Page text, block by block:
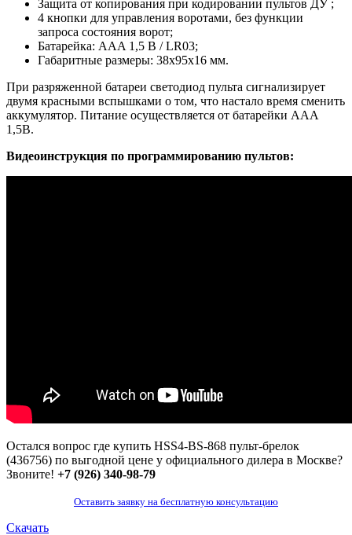
Защита от копирования при кодировании пультов ДУ ;
4 кнопки для управления воротами, без функции
запроса состояния ворот;
Батарейка: AAA 1,5 В / LR03;
Габаритные размеры: 38х95х16 мм.
При разряженной батареи светодиод пульта сигнализирует
двумя красными вспышками о том, что настало время сменить
аккумулятор. Питание осуществляется от батарейки ААА
1,5В.
Видеоинструкция по программированию пультов:
Остался вопрос где купить HSS4-BS-868 пульт-брелок
(436756) по выгодной цене у официального дилера в Москве?
Звоните! +7 (926) 340-98-79
Оставить заявку на бесплатную консультацию
Скачать